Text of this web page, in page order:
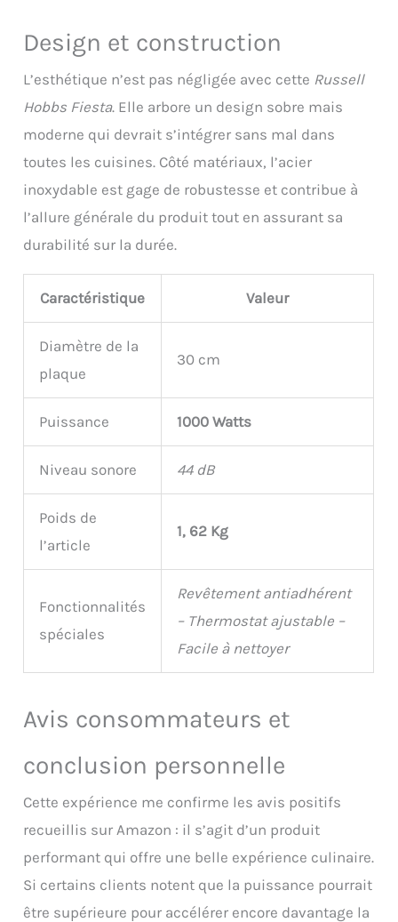
Design et construction
L’esthétique n’est pas négligée avec cette Russell
Hobbs Fiesta. Elle arbore un design sobre mais
moderne qui devrait s’intégrer sans mal dans
toutes les cuisines. Côté matériaux, l’acier
inoxydable est gage de robustesse et contribue à
l’allure générale du produit tout en assurant sa
durabilité sur la durée.
Caractéristique Valeur
Diamètre de la
plaque
30 cm
Puissance 1000 Watts
Niveau sonore 44 dB
Poids de
l’article
1, 62 Kg
Fonctionnalités
spéciales
Revêtement antiadhérent
– Thermostat ajustable –
Facile à nettoyer
Avis consommateurs et
conclusion personnelle
Cette expérience me confirme les avis positifs
recueillis sur Amazon : il s’agit d’un produit
performant qui offre une belle expérience culinaire.
Si certains clients notent que la puissance pourrait
être supérieure pour accélérer encore davantage la